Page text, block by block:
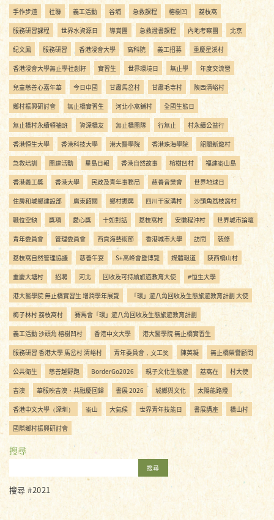
手作步道 社聯 義工活動 谷埔 急救課程 榕樹凹 荔枝窩
服務研習課程 世界水資源日 導賞團 急救證書課程 內地考察團 北京
紀文鳳 服務研習 香港浸會大學 高科院 義工招募 重慶星溪村
香港浸會大學無止學社創籽 實習生 世界環境日 無止學 年度交流營
兒童慈善心嘉年華 今日中國 甘肅馬岔村 甘肅毛寺村 陝西清峪村
鄉村振興研討會 無止橋實習生 河北小窩鋪村 全國生態日
無止橋村永續領袖班 資深橋友 無止橋團隊 行無止 村永續公益行
香港恒生大學 香港科技大學 港大醫學院 香港珠海學院 韶關新龍村
急救培訓 團建活動 星島日報 香港自然故事 榕樹凹村 福建嵛山島
香港義工獎 香港大學 民政及青年事務局 慈善音樂會 世界地球日
住房和城鄉建設部 廣東韶關 鄉村振興 四川干家溝村 沙頭角荔枝窩村
職位空缺 獎項 愛心獎 十如對話 荔枝窩村 安徽程沖村 世界城市論壇
青年委員會 管理委員會 西貢海藝術節 香港城市大學 訪問 裝修
荔枝窩自然管理協議 慈善午宴 S+高峰會暨博覽 媒體報道 陝西橋山村
重慶大塘村 招聘 河北 回收及可持續旅遊教育大使 #恒生大學
港大醫學院 無止橋實習生 增潤學年展覽 「環」遊八角回收及生態旅遊教育計劃 大使
梅子林村 荔枝窩村 賽馬會「環」遊八角回收及生態旅遊教育計劃
義工活動 沙頭角 榕樹凹村 香港中文大學 港大醫學院 無止橋實習生
服務研習 香港大學 馬岔村 清峪村 青年委員會，义工奖 陳英凝 無止橋榮譽顧問
公共衛生 慈善越野跑 BorderGo2026 親子文化生態遊 荔窩在 村大使
吉澳 華服映吉澳・共融慶回歸 書展 2026 城鄉與文化 太陽能路燈
香港中文大學（深圳） 嵛山 大氣候 世界青年技能日 書展講座 橋山村
國際鄉村振興研討會
搜尋
搜尋
搜尋 #2021